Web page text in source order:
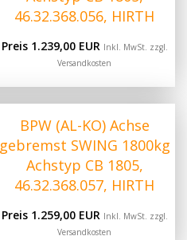
46.32.368.056, HIRTH
Preis 1.239,00 EUR Inkl. MwSt. zzgl.
Versandkosten
BPW (AL-KO) Achse
gebremst SWING 1800kg
Achstyp CB 1805,
46.32.368.057, HIRTH
Preis 1.259,00 EUR Inkl. MwSt. zzgl.
Versandkosten